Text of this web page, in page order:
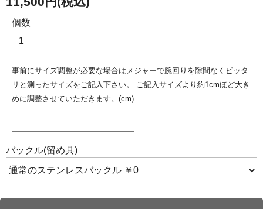
個数
事前にサイズ調整が必要な場合はメジャーで腕回りを隙間なくピッタ
リと測ったサイズをご記入下さい。 ご記入サイズより約1cmほど大き
めに調整させていただきます。(cm)
バックル(留め具)